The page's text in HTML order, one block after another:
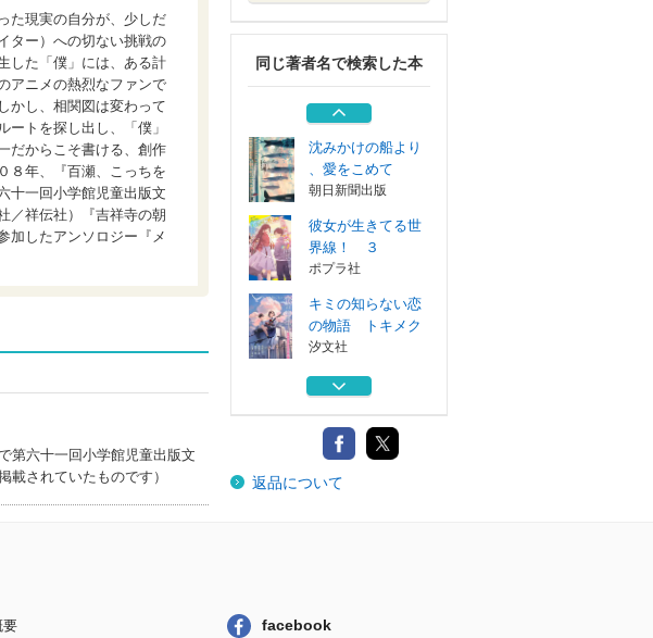
た現実の自分が、少しだ
ター）への切ない挑戦の
した「僕」には、ある計
アニメの熱烈なファンで
かし、相関図は変わって
トを探し出し、「僕」
だからこそ書ける、創作
８年、『百瀬、こっちを
十一回小学館児童出版文
／祥伝社）『吉祥寺の朝
加したアンソロジー『メ
第六十一回小学館児童出版文
されていたものです）
同じ著者名で検索した本
ポプラ社
彼女が生きてる世
界線！ １
ポプラ社
沈みかけの船より
、愛をこめて
朝日新聞出版
彼女が生きてる世
界線！ ３
ポプラ社
キミの知らない恋
の物語 トキメク
汐文社
彼女が生きてる世
ポプラ社
彼女が生きてる世
界線！ １
彼女が生きてる世
返品について
要 facebook